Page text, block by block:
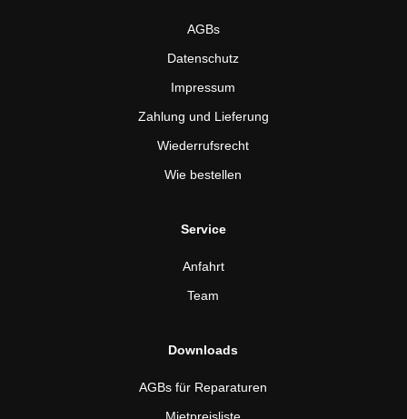
AGBs
Datenschutz
Impressum
Zahlung und Lieferung
Wiederrufsrecht
Wie bestellen
Service
Anfahrt
Team
Downloads
AGBs für Reparaturen